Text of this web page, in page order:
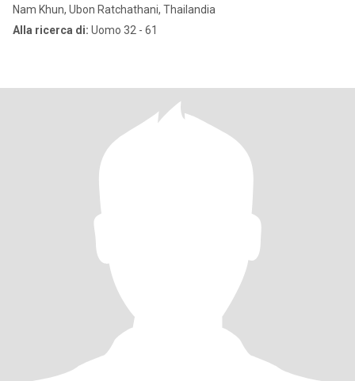
Nam Khun, Ubon Ratchathani, Thailandia
Alla ricerca di: Uomo 32 - 61